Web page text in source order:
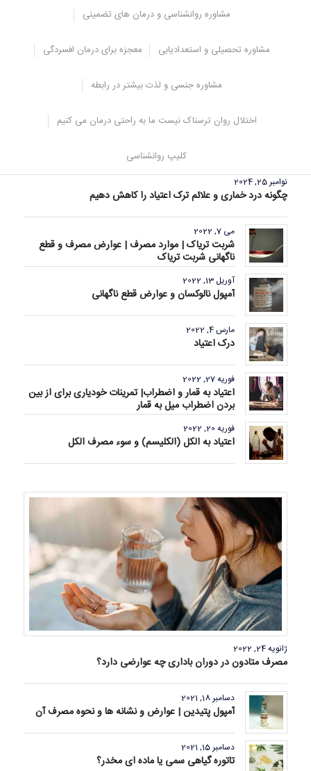
مشاوره روانشناسی و درمان های تضمینی
مشاوره تحصیلی و استعدادیابی معجزه برای درمان افسردگی
مشاوره جنسی و لذت بیشتر در رابطه
اختلال روان ترسناک نیست ما به راحتی درمان می کنیم
کلیپ روانشناسی
مرکز مشاوره مشاورانه
نوامبر 25, 2024
چگونه درد خماری و علائم ترک اعتیاد را کاهش دهیم
می 7, 2022
شربت تریاک | موارد مصرف | عوارض مصرف و قطع
ناگهانی شربت تریاک
آوریل 13, 2022
آمپول نالوکسان و عوارض قطع ناگهانی
مارس 4, 2022
درک اعتیاد
فوریه 27, 2022
اعتیاد به قمار و اضطراب| تمرینات خودیاری برای از بین
بردن اضطراب میل به قمار
فوریه 20, 2022
اعتیاد به الکل (الکلیسم) و سوء مصرف الکل
ژانویه 24, 2022
مصرف متادون در دوران باداری چه عوارضی دارد؟
دسامبر 18, 2021
آمپول پتیدین | عوارض و نشانه ها و نحوه مصرف آن
دسامبر 15, 2021
تاتوره گیاهی سمی یا ماده ای مخدر؟